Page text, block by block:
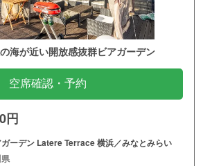
海が近い開放感抜群ビアガーデン
空席確認・予約
円
ーデン Latere Terrace 横浜／みなとみらい